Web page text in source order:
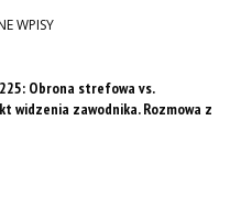
WPISY
Obrona strefowa vs.
widzenia zawodnika. Rozmowa z